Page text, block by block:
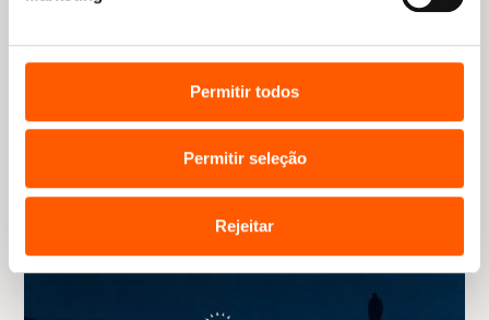
Permitir todos
Permitir seleção
Rejeitar